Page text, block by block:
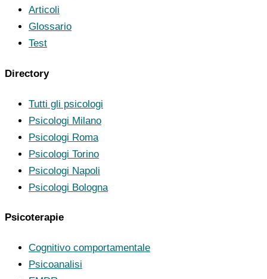
Articoli
Glossario
Test
Directory
Tutti gli psicologi
Psicologi Milano
Psicologi Roma
Psicologi Torino
Psicologi Napoli
Psicologi Bologna
Psicoterapie
Cognitivo comportamentale
Psicoanalisi